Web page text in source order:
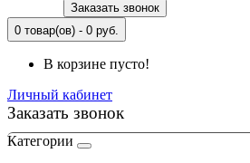
Заказать звонок
0 товар(ов) - 0 руб.
В корзине пусто!
Личный кабинет
Заказать звонок
Категории